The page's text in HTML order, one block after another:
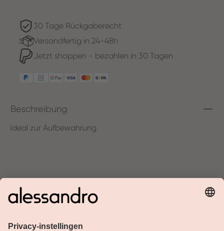
30 Tage Rückgaberecht
Versandfertig in 24-48h
Jetzt shoppen - bezahlen in 30 Tagen
Beschreibung
Ideal zur Aufbewahrung